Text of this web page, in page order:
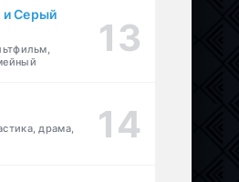
и Серый
драма,